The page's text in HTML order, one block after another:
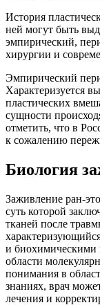
История
ней могут быть
эмпирический,
хирургии и
Эмпирический
Характеризуется
пластических
сущности
отметить, что в
к сожалению
Биология
Заживление ран-
суть которой
тканей после
и биохимическими
области
понимания в
знаниях, врач
лечения и